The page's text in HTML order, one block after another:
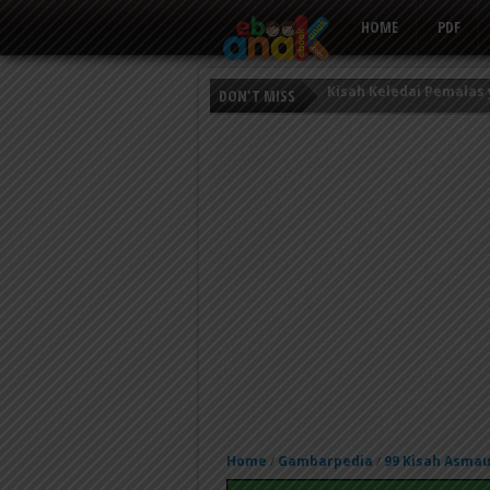
HOME PDF
DON'T MISS
Persahabatan Empat
Home / Gambarpedia / 99 Kisah